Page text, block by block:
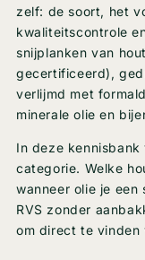
zelf: de soort, het
kwaliteitscontrole
snijplanken van
gecertificeerd),
verlijmd met
minerale olie en
In deze
categorie. Welke
wanneer olie je een
RVS zonder
om direct te vinden